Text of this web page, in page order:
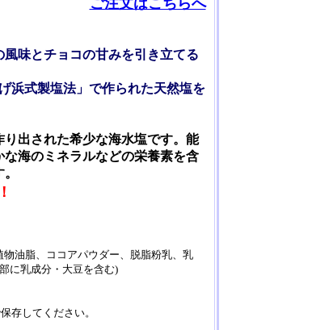
ご注文はこちらへ
味とチョコの甘みを引き立てる
浜式製塩法」で作られた天然塩を
り出された希少な海水塩です。能
海のミネラルなどの栄養素を含
油脂、ココアパウダー、脱脂粉乳、乳
に乳成分・大豆を含む)
存してください。